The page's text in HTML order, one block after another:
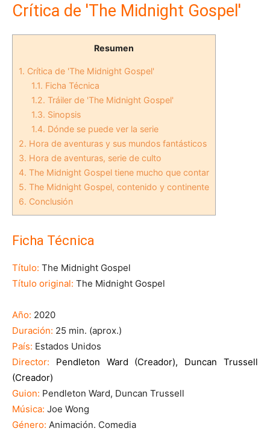
Crítica de 'The Midnight Gospel'
Resumen
1. Crítica de 'The Midnight Gospel'
1.1. Ficha Técnica
1.2. Tráiler de 'The Midnight Gospel'
1.3. Sinopsis
1.4. Dónde se puede ver la serie
2. Hora de aventuras y sus mundos fantásticos
3. Hora de aventuras, serie de culto
4. The Midnight Gospel tiene mucho que contar
5. The Midnight Gospel, contenido y continente
6. Conclusión
Ficha Técnica
Título: The Midnight Gospel
Título original: The Midnight Gospel
Año: 2020
Duración: 25 min. (aprox.)
País: Estados Unidos
Director: Pendleton Ward (Creador), Duncan Trussell
(Creador)
Guion: Pendleton Ward, Duncan Trussell
Música: Joe Wong
Género: Animación. Comedia